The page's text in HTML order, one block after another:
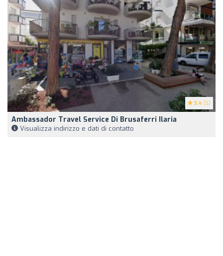
3.4 (5)
Ambassador Travel Service Di Brusaferri Ilaria
Visualizza indirizzo e dati di contatto